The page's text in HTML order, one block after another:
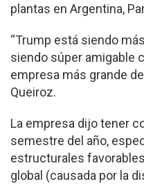
plantas en Argentina,
“Trump está siendo
siendo súper amigable
empresa más grande
Queiroz.
La empresa dijo tener
semestre del año,
estructurales
global (causada por la